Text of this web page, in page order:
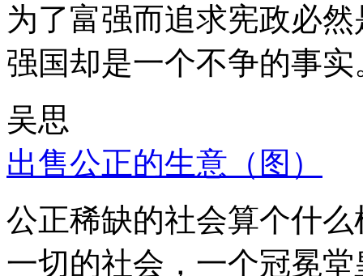
为了富强而追求宪政必
强国却是一个不争的事实
吴思
出售公正的生意（图）
公正稀缺的社会算个什
一切的社会，一个冠冕